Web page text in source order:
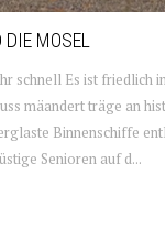
MOSEL
schnell Es ist friedlich
mäandert träge an
Binnenschiffe
Senioren auf d...